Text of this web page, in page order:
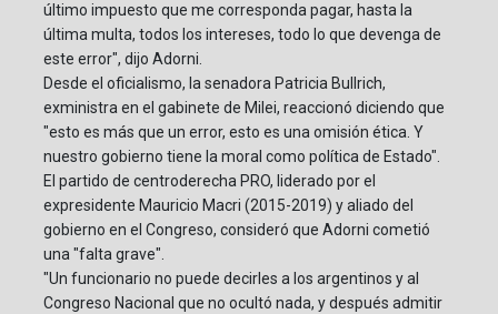
último impuesto que me corresponda pagar, hasta la
última multa, todos los intereses, todo lo que devenga de
este error", dijo Adorni.
Desde el oficialismo, la senadora Patricia Bullrich,
exministra en el gabinete de Milei, reaccionó diciendo que
"esto es más que un error, esto es una omisión ética. Y
nuestro gobierno tiene la moral como política de Estado".
El partido de centroderecha PRO, liderado por el
expresidente Mauricio Macri (2015-2019) y aliado del
gobierno en el Congreso, consideró que Adorni cometió
una "falta grave".
"Un funcionario no puede decirles a los argentinos y al
Congreso Nacional que no ocultó nada, y después admitir